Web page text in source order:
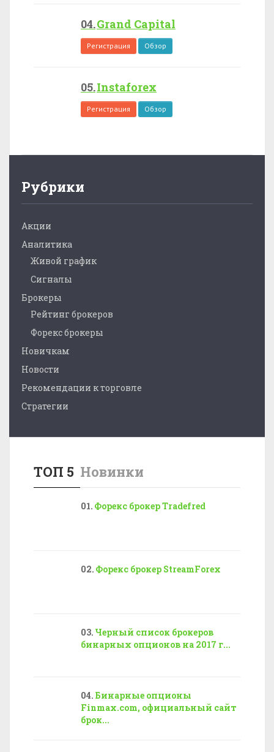
Grand Capital
Регистрация Обзор
Instaforex
Регистрация Обзор
Рубрики
Акции
Аналитика
Живой график
Сигналы
Брокеры
Рейтинг брокеров
Форекс брокеры
Новичкам
Новости
Рекомендации к торговле
Стратегии
ТОП 5 Новинки
Форекс брокер Tradefred
Форекс брокер StreamForex
Черный список брокеров
бинарных опционов на 2017 г...
Бинарные опционы
Finmax.com, официальный сайт
брок...